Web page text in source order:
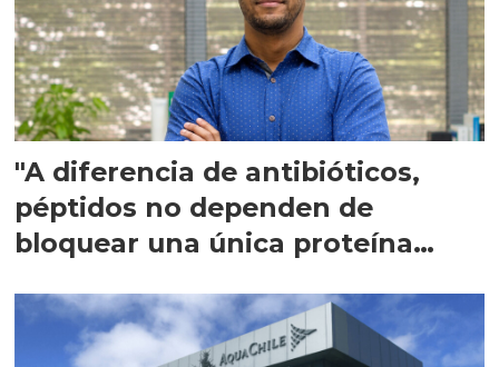
"A diferencia de antibióticos,
péptidos no dependen de
bloquear una única proteína